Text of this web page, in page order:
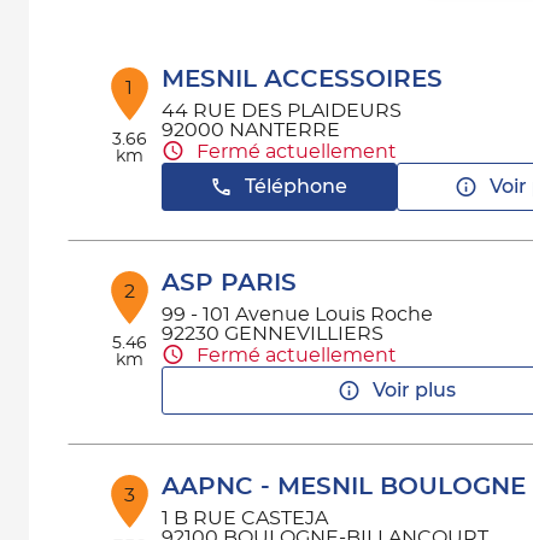
1
3.66
km
MESNIL ACCESSOIRES
44 RUE DES PLAIDEURS
92000 NANTERRE
Fermé actuellement
Téléphone
Voir
2
5.46
km
ASP PARIS
99 - 101 Avenue Louis Roche
92230 GENNEVILLIERS
Fermé actuellement
Voir plus
3 AAPNC - MESNIL BOULOGNE
1 B RUE CASTEJA